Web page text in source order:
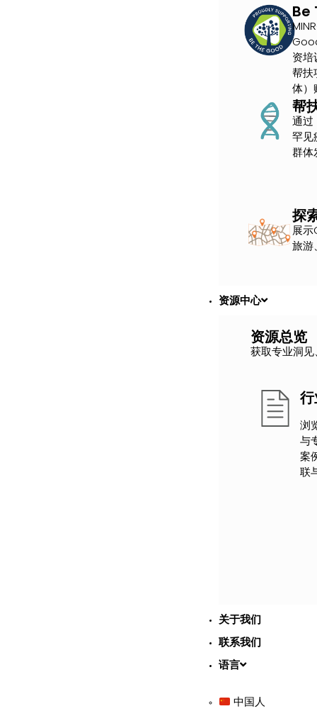
Be
资培
帮扶
体）
帮
通过
罕见
群体
探
展
旅游
资源中心
资源总览
获取专业洞
浏
与
案
联
关于我们
联系我们
语言
中国人